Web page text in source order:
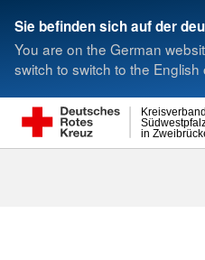
Sie befinden sich auf der
You are on the German
switch to switch to the English
in
Kreisverband